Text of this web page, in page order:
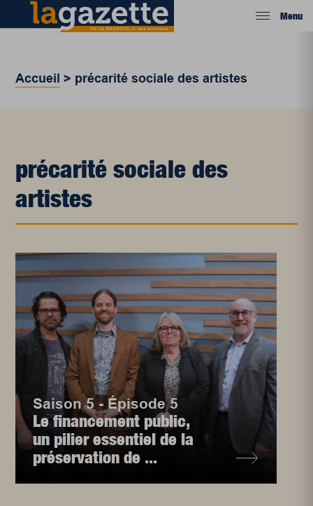
Menu
Accueil > précarité sociale des artistes
précarité sociale des
artistes
Saison 5 - Épisode 5
Le financement public,
un pilier essentiel de la
préservation de ...